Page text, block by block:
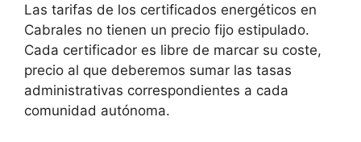
Las tarifas de los certificados energéticos en
Cabrales no tienen un precio fijo estipulado.
Cada certificador es libre de marcar su coste,
precio al que deberemos sumar las tasas
administrativas correspondientes a cada
comunidad autónoma.